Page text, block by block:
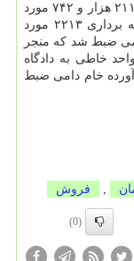
های نظارتی در ماه رمضان سال ۹۷ از مجموع ۲۱۱ هزار و ۷۴۲ مورد
بازدید ۱۰۹ هزار و ۶۹۰ واحد كه منجر به نمونه برداری ۲۲۱۳ مورد
خام دامی ضبط شد كه منجر
۱۱۹ مورد متخلف و معرفی ۸۶۱ واحد خاطی به دادگاه
و ۳۴۱ كیلوگرم فرآورده خام دامی ضبط
فروش
(0)